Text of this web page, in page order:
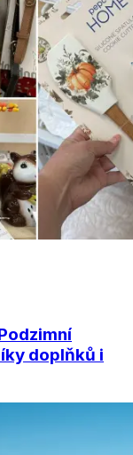
doplňků i